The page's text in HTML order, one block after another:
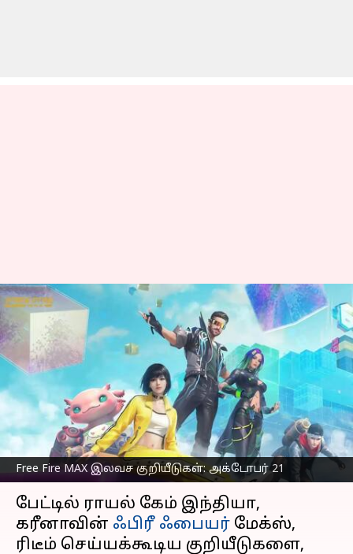
Free Fire MAX இலவச குறியீடுகள்: அக்டோபர் 21
Free Fire MAX இலவச
குறியீடுகள்: அக்டோபர் 21-
க்கான குறியீடுகள்
பெறுவதற்கான
வழிமுறைகள்
எழுதியவர் Sindhuja SM Oct 21, 2023 09:03 am
செய்தி முன்னோட்டம்
பேட்டில் ராயல் கேம் இந்தியா,
கரீனாவின் ஃபிரீ ஃபையர் மேக்ஸ்,
ரிடீம் செய்யக்கூடிய குறியீடுகளை,